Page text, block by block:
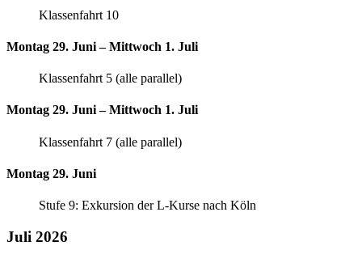
Klassenfahrt 10
Montag 29. Juni – Mittwoch 1. Juli
Klassenfahrt 5 (alle parallel)
Montag 29. Juni – Mittwoch 1. Juli
Klassenfahrt 7 (alle parallel)
Montag 29. Juni
Stufe 9: Exkursion der L-Kurse nach Köln
Juli 2026